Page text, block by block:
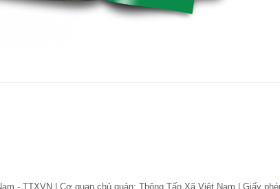
- TTXVN | Cơ quan chủ quản: Thông Tấn Xã Việt Nam | Giấy